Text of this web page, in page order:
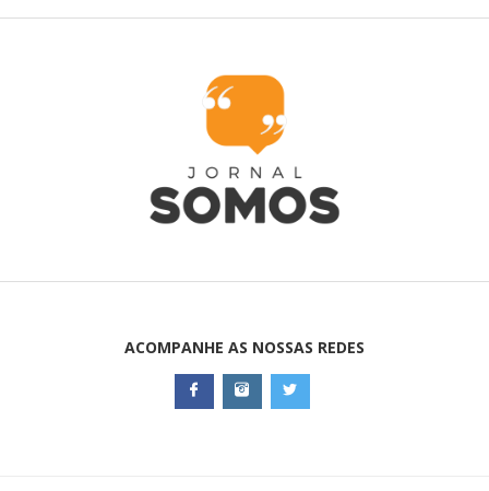
ACOMPANHE AS NOSSAS REDES